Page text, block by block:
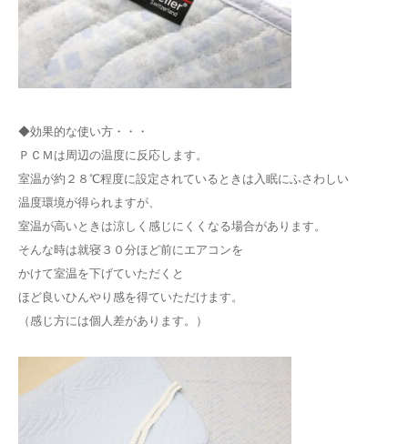
◆効果的な使い方・・・
ＰＣＭは周辺の温度に反応します。
室温が約２８℃程度に設定されているときは入眠にふさわしい
温度環境が得られますが、
室温が高いときは涼しく感じにくくなる場合があります。
そんな時は就寝３０分ほど前にエアコンを
かけて室温を下げていただくと
ほど良いひんやり感を得ていただけます。
（感じ方には個人差があります。）